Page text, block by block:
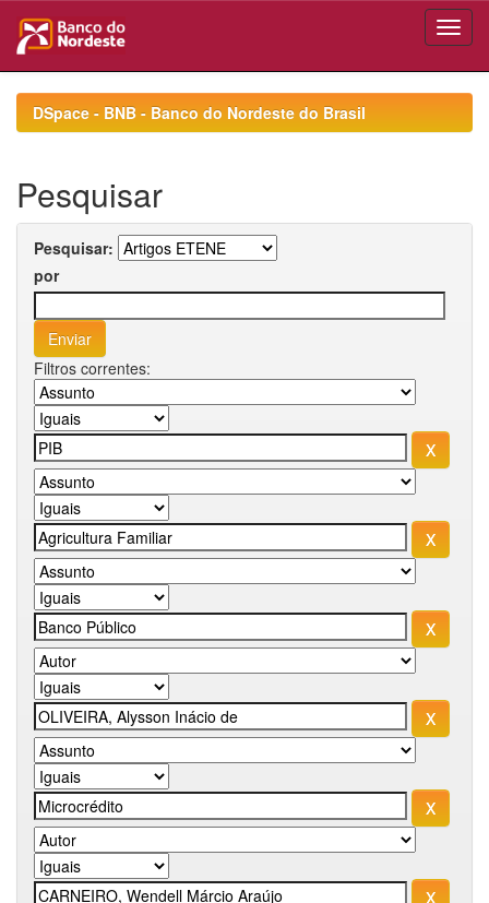
navigationDSpace - BNB - Banco do Nordeste do Brasil
Pesquisar
Pesquisar:
por
Filtros correntes: